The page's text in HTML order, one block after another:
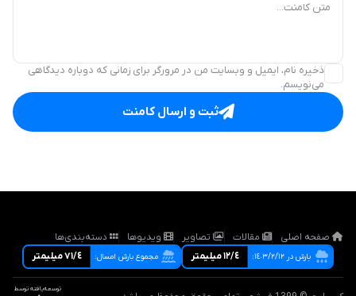
متن کامنت...
ذخیره نام، ایمیل و وبسایت من در مرورگر برای زمانی که دوباره دیدگاهی
می‌نویسم.
ثبت و ارسال کامنت
صفحه اصلی مقالات تصاویر ویدیوها دسته‌بندی‌ها
بارش در ١٤٠٣/٢/١٢: ١٢/٤ ميليمتر مجموع بارش امسال: ٧١/٤ ميليمتر
توسعه‌یافته توسط